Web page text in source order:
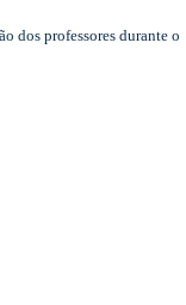
dos professores durante o